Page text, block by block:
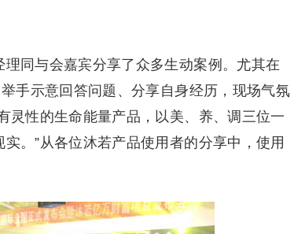
同与会嘉宾分享了众多生动案例。尤其在
手示意回答问题、分享自身经历，现场气氛
灵性的生命能量产品，以美、养、调三位一
。”从各位沐若产品使用者的分享中，使用